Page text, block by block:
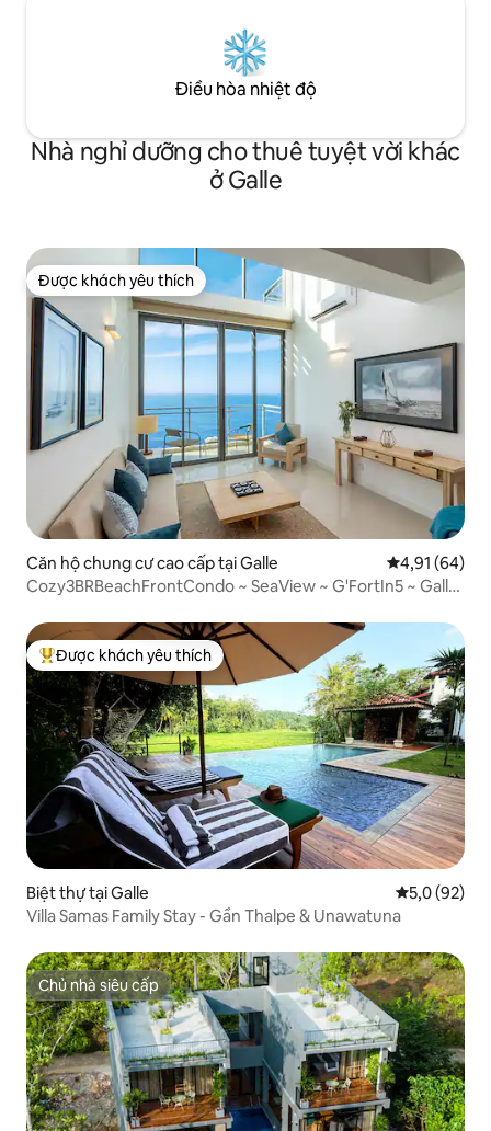
Điều hòa nhiệt độ
Nhà nghỉ dưỡng cho thuê tuyệt vời khác
ở Galle
Được khách yêu thích
Được khách yêu thích
Căn hộ chung cư cao cấp tại Galle Xếp hạng
4,91 (64)
Cozy3BRBeachFrontCondo ~ SeaView ~ G'FortIn5 ~ Galle
Được khách yêu thích nhất
Được khách yêu thích
Biệt thự tại Galle Xếp hạng
5,0 (92)
Villa Samas Family Stay - Gần Thalpe & Unawatuna
Chủ nhà siêu cấp
Chủ nhà siêu cấp